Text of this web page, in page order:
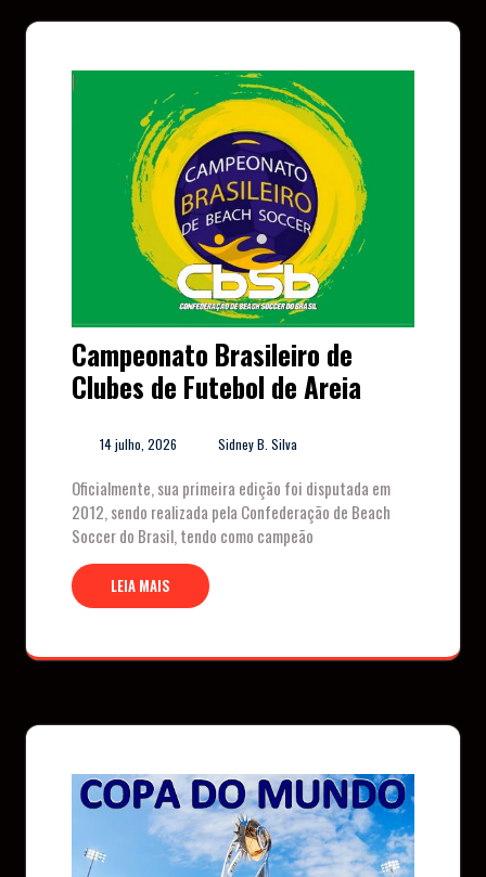
Campeonato Brasileiro de
Clubes de Futebol de Areia
14 julho, 2026 Sidney B. Silva
Oficialmente, sua primeira edição foi disputada em
2012, sendo realizada pela Confederação de Beach
Soccer do Brasil, tendo como campeão
LEIA MAIS